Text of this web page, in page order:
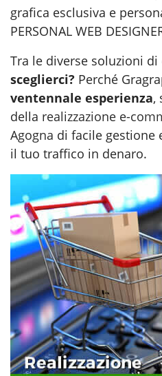
grafica esclusiva e
PERSONAL WEB
Tra le diverse soluzioni di
sceglierci? Perché
ventennale esperienza,
della realizzazione e-
Agogna di facile gestione
il tuo traffico in denaro.